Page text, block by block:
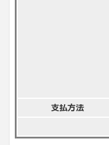
支払方法